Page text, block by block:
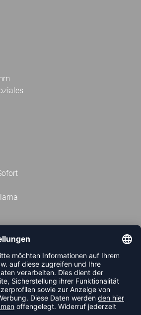
KOSTENLOSEN
UND VERPASSE KEINE
MEHR.
ANMELDEN